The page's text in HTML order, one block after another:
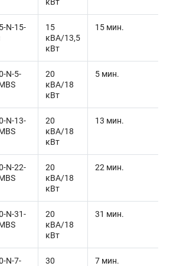
N-15-
15
кВА/13,5
кВт
15 мин.
N-5-
20
кВА/18
кВт
5 мин.
N-13-
20
кВА/18
кВт
13 мин.
N-22-
20
кВА/18
кВт
22 мин.
N-31-
20
кВА/18
кВт
31 мин.
N-7-
30
7 мин.